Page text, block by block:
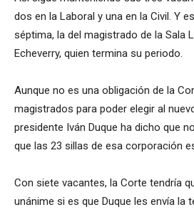
dos en la Laboral y una en la Civil. Y
séptima, la del magistrado de la Sala
Echeverry, quien termina su periodo.
Aunque no es una obligación de la
magistrados para poder elegir al
presidente Iván Duque ha dicho que
que las 23 sillas de esa corporación
Con siete vacantes, la Corte tendría
unánime si es que Duque les envía la